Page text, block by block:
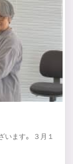
います。 ３月１